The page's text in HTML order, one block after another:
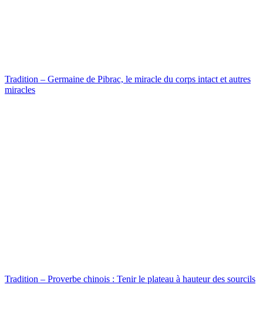
Tradition – Germaine de Pibrac, le miracle du corps intact et autres
miracles
Tradition – Proverbe chinois : Tenir le plateau à hauteur des sourcils